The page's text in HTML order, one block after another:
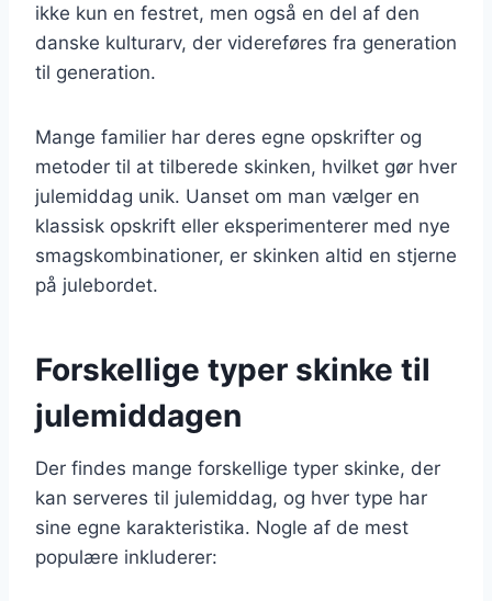
ikke kun en festret, men også en del af den
danske kulturarv, der videreføres fra generation
til generation.
Mange familier har deres egne opskrifter og
metoder til at tilberede skinken, hvilket gør hver
julemiddag unik. Uanset om man vælger en
klassisk opskrift eller eksperimenterer med nye
smagskombinationer, er skinken altid en stjerne
på julebordet.
Forskellige typer skinke til
julemiddagen
Der findes mange forskellige typer skinke, der
kan serveres til julemiddag, og hver type har
sine egne karakteristika. Nogle af de mest
populære inkluderer: